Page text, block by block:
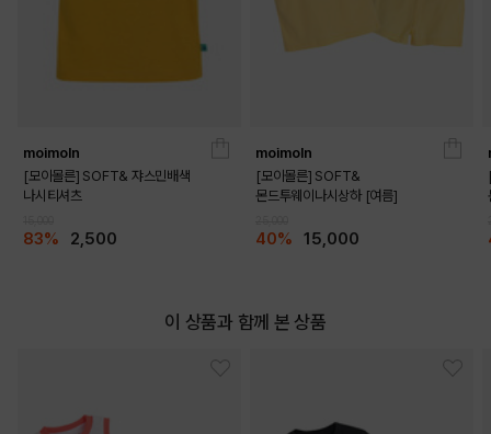
DETAILS
moimoln
[모이몰른] SOFT& 쟈스민배색
나시티셔츠
83% 2,500
moimoln
[모이몰른] SOFT&
몬드투웨이나시상하 [여름]
40% 15,000
이 상품과 함께 본 상품